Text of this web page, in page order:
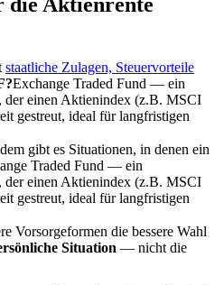
staatliche Zulagen, Steuervorteile
Exchange Traded Fund — ein
der einen Aktienindex (z.B. MSCI
gestreut, ideal für langfristigen
gibt es Situationen, in denen ein
Traded Fund — ein
der einen Aktienindex (z.B. MSCI
gestreut, ideal für langfristigen
Vorsorgeformen die bessere Wahl
Situation — nicht die